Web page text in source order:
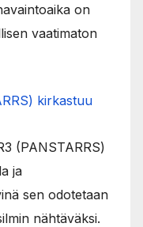
on
vaatimaton
kirkastuu
(PANSTARRS)
ja
sen odotetaan
nähtäväksi.